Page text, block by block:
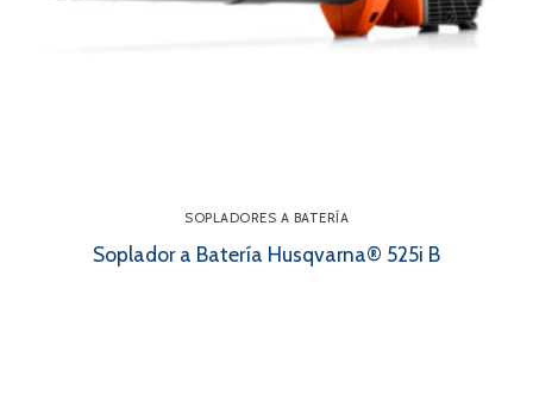
SOPLADORES A BATERÍA
Soplador a Batería Husqvarna® 525i B